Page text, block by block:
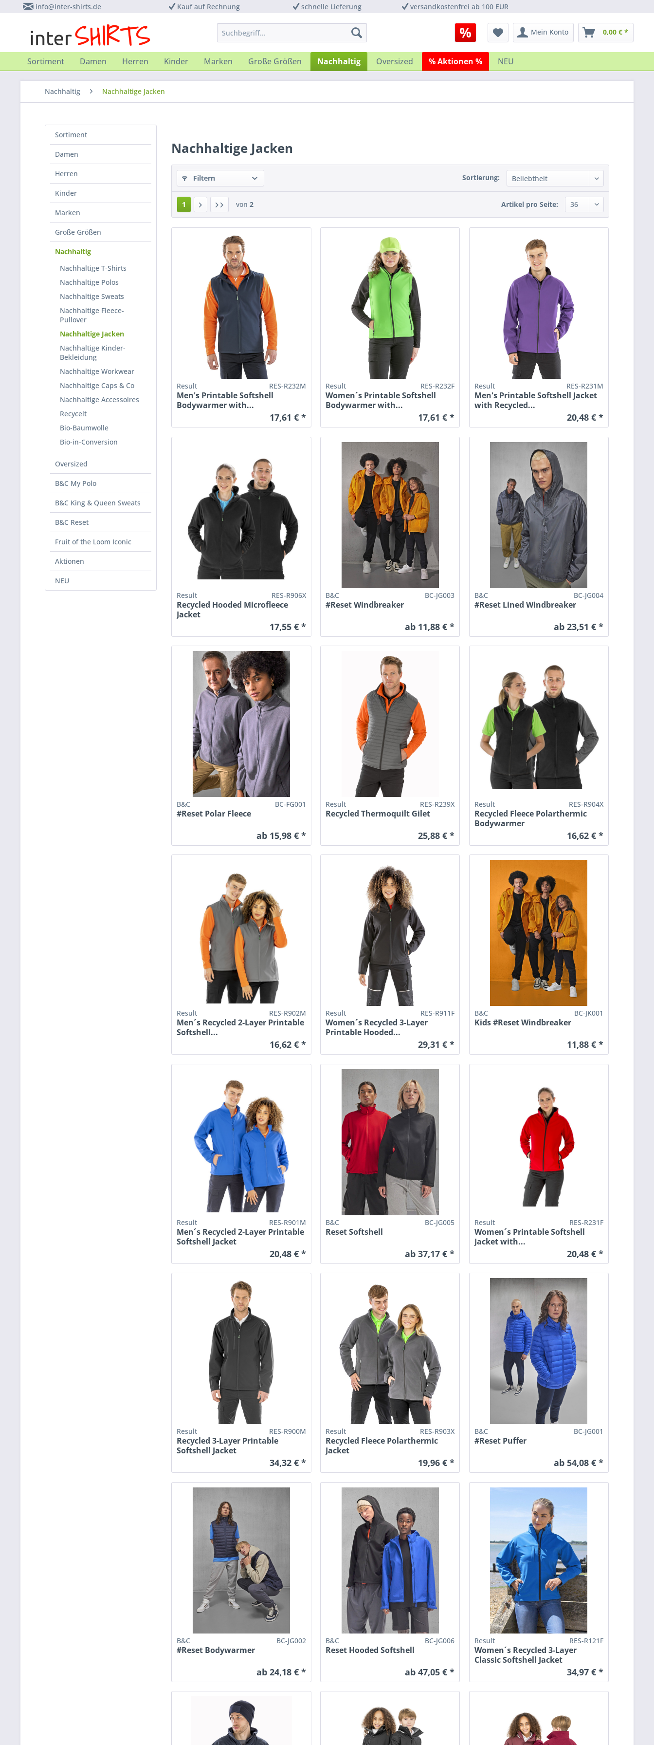
info@inter-shirts.de Kauf auf Rechnung schnelle Lieferung versandkostenfrei ab 100 EUR
Mein Konto 0,00 € *
Sortiment Damen Herren Kinder Marken Große Größen Nachhaltig Oversized % Aktionen % NEU
Nachhaltig Nachhaltige Jacken
Sortiment
Damen
Herren
Kinder
Marken
Große Größen
Nachhaltig
Nachhaltige T-Shirts
Nachhaltige Polos
Nachhaltige Sweats
Nachhaltige Fleece-
Pullover
Nachhaltige Jacken
Nachhaltige Kinder-
Bekleidung
Nachhaltige Workwear
Nachhaltige Caps & Co
Nachhaltige Accessoires
Recycelt
Bio-Baumwolle
Bio-in-Conversion
Oversized
B&C My Polo
B&C King & Queen Sweats
B&C Reset
Fruit of the Loom Iconic
Aktionen
NEU
Nachhaltige Jacken
Filtern Sortierung:
1 von 2 Artikel pro Seite:
Result RES-R232M
Men's Printable Softshell
Bodywarmer with...
17,61 € *
Result RES-R232F
Women´s Printable Softshell
Bodywarmer with...
17,61 € *
Result RES-R231M
Men's Printable Softshell Jacket
with Recycled...
20,48 € *
Result RES-R906X
Recycled Hooded Microfleece
Jacket
17,55 € *
B&C BC-JG003
#Reset Windbreaker
ab 11,88 € *
B&C BC-JG004
#Reset Lined Windbreaker
ab 23,51 € *
B&C BC-FG001
#Reset Polar Fleece
ab 15,98 € *
Result RES-R239X
Recycled Thermoquilt Gilet
25,88 € *
Result RES-R904X
Recycled Fleece Polarthermic
Bodywarmer
16,62 € *
Result RES-R902M
Men´s Recycled 2-Layer Printable
Softshell...
16,62 € *
Result RES-R911F
Women´s Recycled 3-Layer
Printable Hooded...
29,31 € *
B&C BC-JK001
Kids #Reset Windbreaker
11,88 € *
Result RES-R901M
Men´s Recycled 2-Layer Printable
Softshell Jacket
20,48 € *
B&C BC-JG005
Reset Softshell
ab 37,17 € *
Result RES-R231F
Women´s Printable Softshell
Jacket with...
20,48 € *
Result RES-R900M
Recycled 3-Layer Printable
Softshell Jacket
34,32 € *
Result RES-R903X
Recycled Fleece Polarthermic
Jacket
19,96 € *
B&C BC-JG001
#Reset Puffer
ab 54,08 € *
B&C BC-JG002
#Reset Bodywarmer
ab 24,18 € *
B&C BC-JG006
Reset Hooded Softshell
ab 47,05 € *
Result RES-R121F
Women´s Recycled 3-Layer
Classic Softshell Jacket
34,97 € *